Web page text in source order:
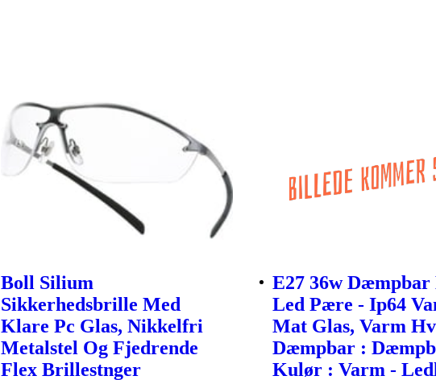
Boll Silium
Sikkerhedsbrille Med
Klare Pc Glas, Nikkelfri
Metalstel Og Fjedrende
Flex Brillestnger
E27 36w Dæmpbar
Led Pære - Ip64
Mat Glas, Varm
Dæmpbar :
Kulør : Varm -